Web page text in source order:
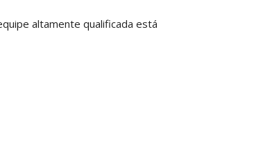
altamente qualificada está